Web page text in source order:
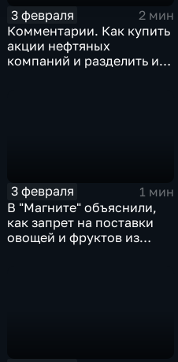
3 февраля
2 мин
Комментарии. Как купить
акции нефтяных
компаний и разделить их
3 февраля
1 мин
В "Магните" объяснили,
как запрет на поставки
овощей и фруктов из